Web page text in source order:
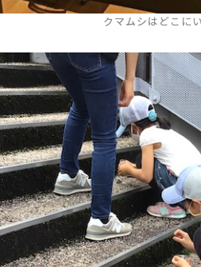
クマムシはどこに